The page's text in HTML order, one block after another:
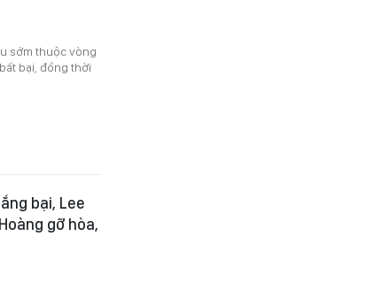
sớm thuộc vòng
bại, đồng thời
bại, Lee
gỡ hòa,